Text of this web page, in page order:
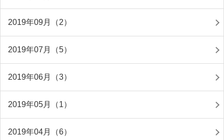
2019年09月（2）
2019年07月（5）
2019年06月（3）
2019年05月（1）
2019年04月（6）